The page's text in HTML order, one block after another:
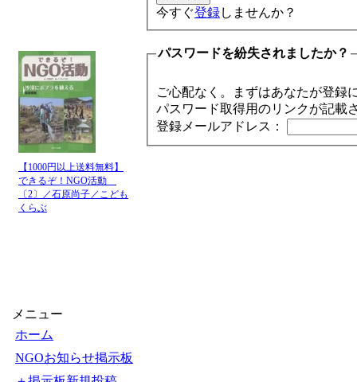
【1000円以上送料無料】
できるぞ！NGO活動
〔2〕／石原尚子／こども
くらぶ
メニュー
ホーム
NGOお知らせ掲示板
今すぐ登録しませんか？
パスワードを紛失されましたか？
ご心配なく。まずはあなたが登録
パスワード取得用のリンクが記載
登録メールアドレス：